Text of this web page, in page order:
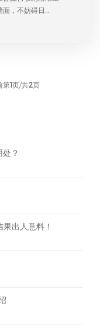
，不妨碍日…
第1页/共2页
？
出人意料！